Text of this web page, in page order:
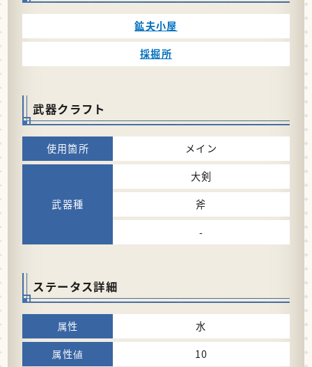
鉱夫小屋
採掘所
武器クラフト
メイン
大剣
斧
-
ステータス詳細
水
10